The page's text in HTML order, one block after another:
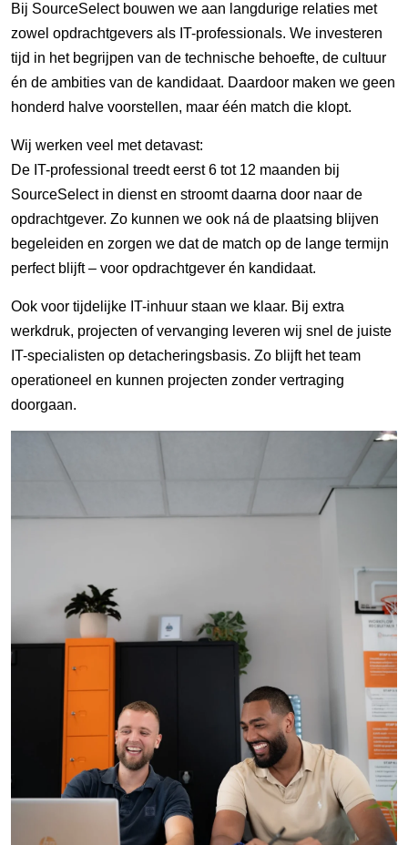
Bij SourceSelect bouwen we aan langdurige relaties met
zowel opdrachtgevers als IT-professionals. We investeren
tijd in het begrijpen van de technische behoefte, de cultuur
én de ambities van de kandidaat. Daardoor maken we geen
honderd halve voorstellen, maar één match die klopt.
Wij werken veel met detavast:
De IT-professional treedt eerst 6 tot 12 maanden bij
SourceSelect in dienst en stroomt daarna door naar de
opdrachtgever. Zo kunnen we ook ná de plaatsing blijven
begeleiden en zorgen we dat de match op de lange termijn
perfect blijft – voor opdrachtgever én kandidaat.
Ook voor tijdelijke IT-inhuur staan we klaar. Bij extra
werkdruk, projecten of vervanging leveren wij snel de juiste
IT-specialisten op detacheringsbasis. Zo blijft het team
operationeel en kunnen projecten zonder vertraging
doorgaan.